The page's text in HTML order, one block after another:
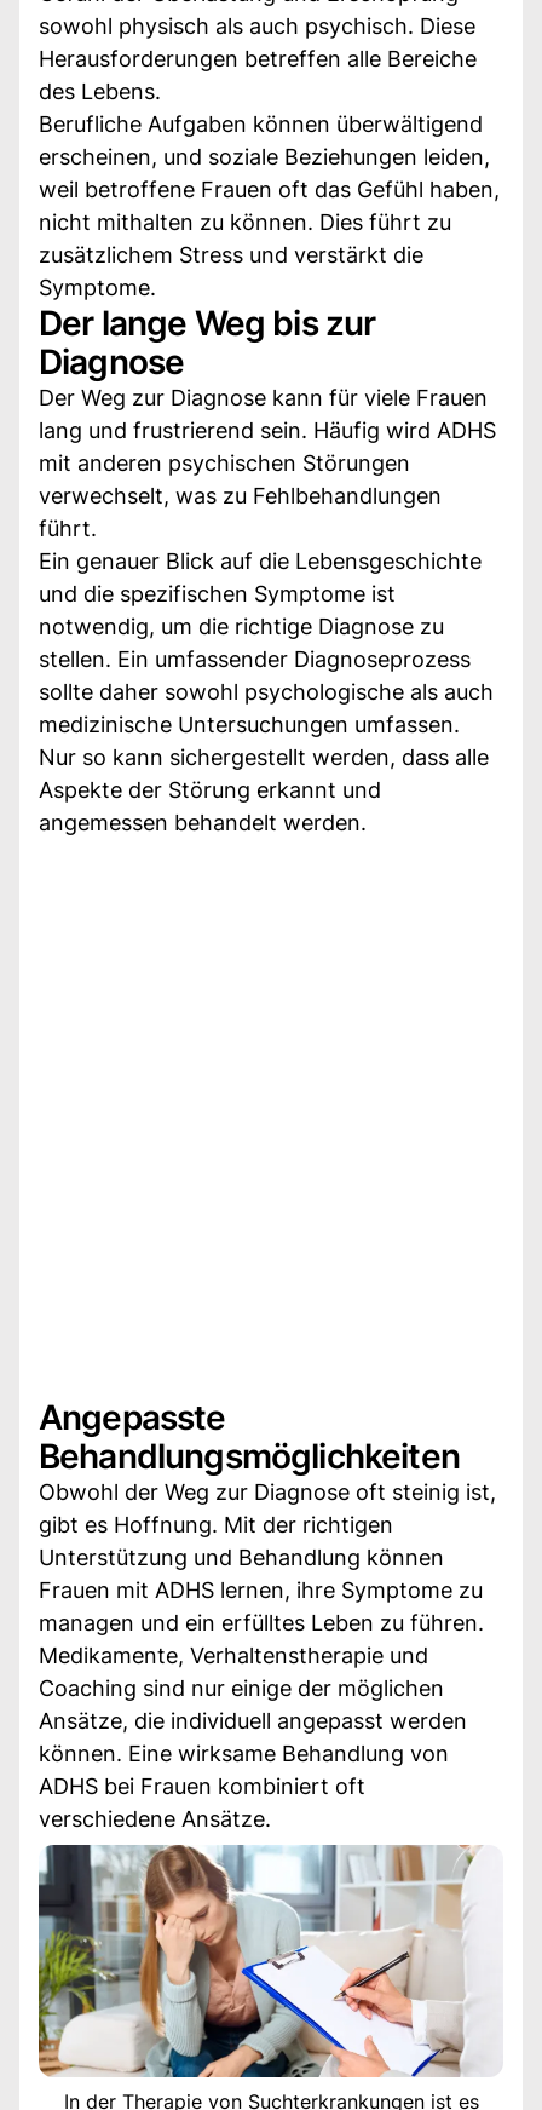
sowohl physisch als auch psychisch. Diese
Herausforderungen betreffen alle Bereiche
des Lebens.
Berufliche Aufgaben können überwältigend
erscheinen, und soziale Beziehungen leiden,
weil betroffene Frauen oft das Gefühl haben,
nicht mithalten zu können. Dies führt zu
zusätzlichem Stress und verstärkt die
Symptome.
Der lange Weg bis zur
Diagnose
Der Weg zur Diagnose kann für viele Frauen
lang und frustrierend sein. Häufig wird ADHS
mit anderen psychischen Störungen
verwechselt, was zu Fehlbehandlungen
führt.
Ein genauer Blick auf die Lebensgeschichte
und die spezifischen Symptome ist
notwendig, um die richtige Diagnose zu
stellen. Ein umfassender Diagnoseprozess
sollte daher sowohl psychologische als auch
medizinische Untersuchungen umfassen.
Nur so kann sichergestellt werden, dass alle
Aspekte der Störung erkannt und
angemessen behandelt werden.
Angepasste
Behandlungsmöglichkeiten
Obwohl der Weg zur Diagnose oft steinig ist,
gibt es Hoffnung. Mit der richtigen
Unterstützung und Behandlung können
Frauen mit ADHS lernen, ihre Symptome zu
managen und ein erfülltes Leben zu führen.
Medikamente, Verhaltenstherapie und
Coaching sind nur einige der möglichen
Ansätze, die individuell angepasst werden
können. Eine wirksame Behandlung von
ADHS bei Frauen kombiniert oft
verschiedene Ansätze.
In der Therapie von Suchterkrankungen ist es